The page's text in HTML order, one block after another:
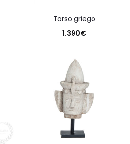
torso griego
1.390€